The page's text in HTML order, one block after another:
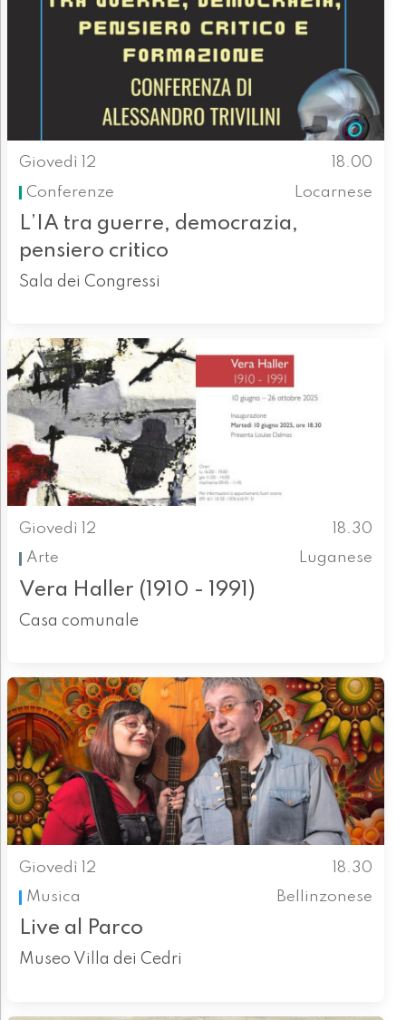
Giovedì 12
18.00
Conferenze
Locarnese
L’IA tra guerre, democrazia,
pensiero critico
Sala dei Congressi
Giovedì 12
18.30
Arte
Luganese
Vera Haller (1910 - 1991)
Casa comunale
Giovedì 12
18.30
Musica
Bellinzonese
Live al Parco
Museo Villa dei Cedri